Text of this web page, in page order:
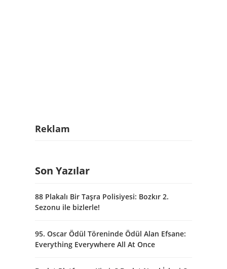
Reklam
Son Yazılar
88 Plakalı Bir Taşra Polisiyesi: Bozkır 2.
Sezonu ile bizlerle!
95. Oscar Ödül Töreninde Ödül Alan Efsane:
Everything Everywhere All At Once